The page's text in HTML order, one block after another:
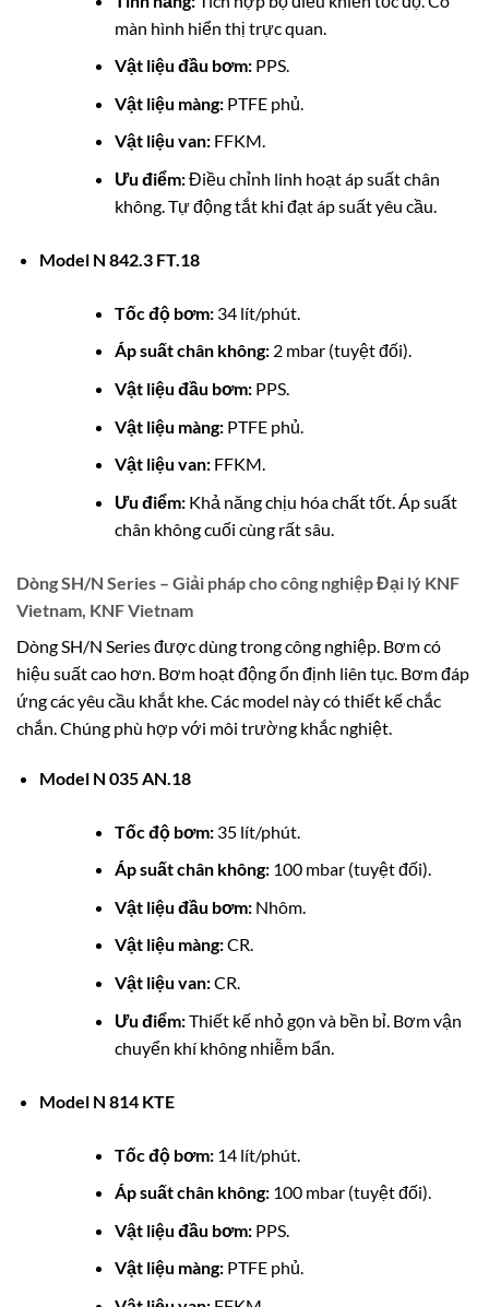
màn hình hiển thị trực quan.
Vật liệu đầu bơm:PPS.
Vật liệu màng:PTFE phủ.
Vật liệu van:FFKM.
Ưu điểm:Điều chỉnh linh hoạt áp suất chân
không. Tự động tắt khi đạt áp suất yêu cầu.
Model N 842.3 FT.18
Tốc độ bơm:34 lít/phút.
Áp suất chân không:2 mbar (tuyệt đối).
Vật liệu đầu bơm:PPS.
Vật liệu màng:PTFE phủ.
Vật liệu van:FFKM.
Ưu điểm:Khả năng chịu hóa chất tốt. Áp suất
chân không cuối cùng rất sâu.
Dòng SH/N Series – Giải pháp cho công nghiệpĐại lý KNF
Vietnam, KNF Vietnam
Dòng SH/N Series được dùng trong công nghiệp. Bơm có
hiệu suất cao hơn. Bơm hoạt động ổn định liên tục. Bơm đáp
ứng các yêu cầu khắt khe. Các model này có thiết kế chắc
chắn. Chúng phù hợp với môi trường khắc nghiệt.
Model N 035 AN.18
Tốc độ bơm:35 lít/phút.
Áp suất chân không:100 mbar (tuyệt đối).
Vật liệu đầu bơm:Nhôm.
Vật liệu màng:CR.
Vật liệu van:CR.
Ưu điểm:Thiết kế nhỏ gọn và bền bỉ. Bơm vận
chuyển khí không nhiễm bẩn.
Model N 814 KTE
Tốc độ bơm:14 lít/phút.
Áp suất chân không:100 mbar (tuyệt đối).
Vật liệu đầu bơm:PPS.
Vật liệu màng:PTFE phủ.